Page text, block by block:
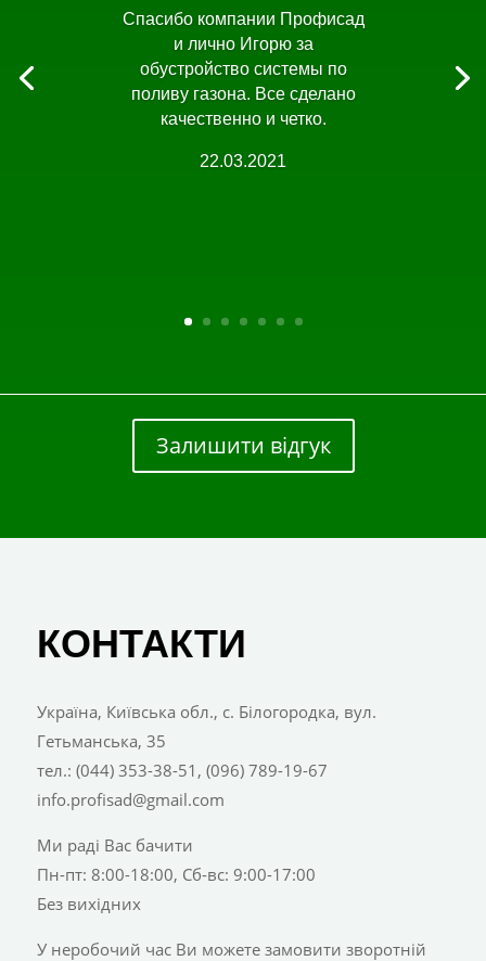
Спасибо компании Профисад
и лично Игорю за
обустройство системы по
поливу газона. Все сделано
качественно и четко.
22.03.2021
Залишити відгук
КОНТАКТИ
Україна, Київська обл., с. Білогородка, вул.
Гетьманська, 35
тел.: (044) 353-38-51, (096) 789-19-67
info.profisad@gmail.com
Ми раді Вас бачити
Пн-пт: 8:00-18:00, Сб-вс: 9:00-17:00
Без вихідних
У неробочий час Ви можете замовити зворотній